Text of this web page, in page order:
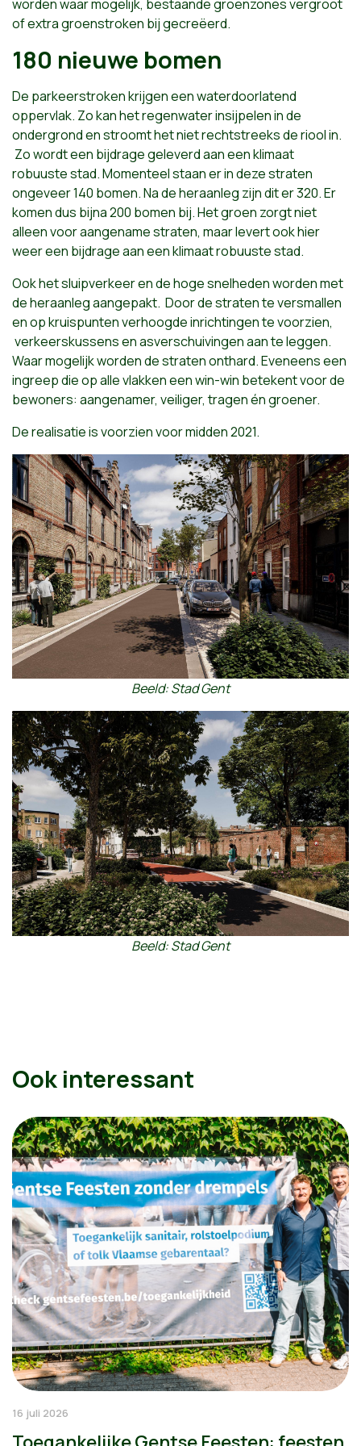
worden waar mogelijk, bestaande groenzones vergroot
of extra groenstroken bij gecreëerd.
180 nieuwe bomen
De parkeerstroken krijgen een waterdoorlatend
oppervlak. Zo kan het regenwater insijpelen in de
ondergrond en stroomt het niet rechtstreeks de riool in.
Zo wordt een bijdrage geleverd aan een klimaat
robuuste stad. Momenteel staan er in deze straten
ongeveer 140 bomen. Na de heraanleg zijn dit er 320. Er
komen dus bijna 200 bomen bij. Het groen zorgt niet
alleen voor aangename straten, maar levert ook hier
weer een bijdrage aan een klimaat robuuste stad.
Ook het sluipverkeer en de hoge snelheden worden met
de heraanleg aangepakt. Door de straten te versmallen
en op kruispunten verhoogde inrichtingen te voorzien,
verkeerskussens en asverschuivingen aan te leggen.
Waar mogelijk worden de straten onthard. Eveneens een
ingreep die op alle vlakken een win-win betekent voor de
bewoners: aangenamer, veiliger, tragen én groener.
De realisatie is voorzien voor midden 2021.
Beeld: Stad Gent
Beeld: Stad Gent
Ook interessant
16 juli 2026